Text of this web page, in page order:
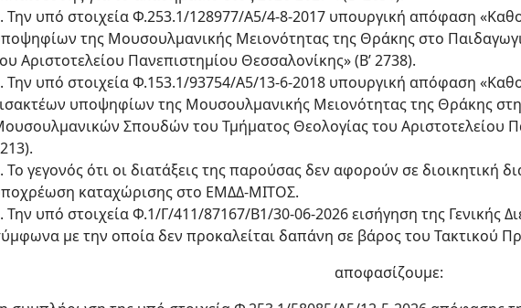
Την υπό στοιχεία Φ.253.1/128977/Α5/4-8-2017 υπουργική απόφαση
της Μουσουλμανικής Μειονότητας της Θράκης στο
Αριστοτελείου Πανεπιστημίου Θεσσαλονίκης» (Β’ 2738).
Την υπό στοιχεία Φ.153.1/93754/Α5/13-6-2018 υπουργική απόφαση
υποψηφίων της Μουσουλμανικής Μειονότητας της Θράκης
Σπουδών του Τμήματος Θεολογίας του Αριστοτελείου
Το γεγονός ότι οι διατάξεις της παρούσας δεν αφορούν σε διοικητική
καταχώρισης στο ΕΜΔΔ-ΜΙΤΟΣ.
Την υπό στοιχεία Φ.1/Γ/411/87167/Β1/30-06-2026 εισήγηση της Γενικής
με την οποία δεν προκαλείται δαπάνη σε βάρος του Τακτικού
αποφασίζουμε: